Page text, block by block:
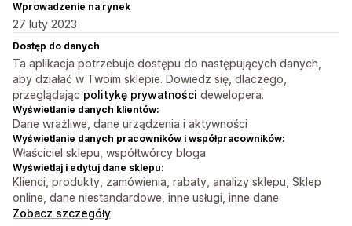
Wprowadzenie na rynek
27 luty 2023
Dostęp do danych
Ta aplikacja potrzebuje dostępu do następujących danych,
aby działać w Twoim sklepie. Dowiedz się, dlaczego,
przeglądając politykę prywatności dewelopera.
Wyświetlanie danych klientów:
Dane wrażliwe, dane urządzenia i aktywności
Wyświetlanie danych pracowników i współpracowników:
Właściciel sklepu, współtwórcy bloga
Wyświetlaj i edytuj dane sklepu:
Klienci, produkty, zamówienia, rabaty, analizy sklepu, Sklep
online, dane niestandardowe, inne usługi, inne dane
Zobacz szczegóły